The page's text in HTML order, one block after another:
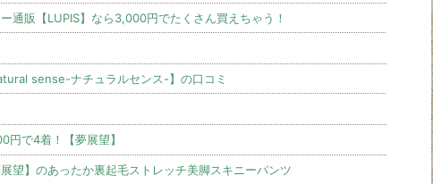
通販【LUPIS】なら3,000円でたくさん買えちゃう！
sense-ナチュラルセンス-】の口コミ
円で4着！【夢展望】
望】のあったか裏起毛ストレッチ美脚スキニーパンツ